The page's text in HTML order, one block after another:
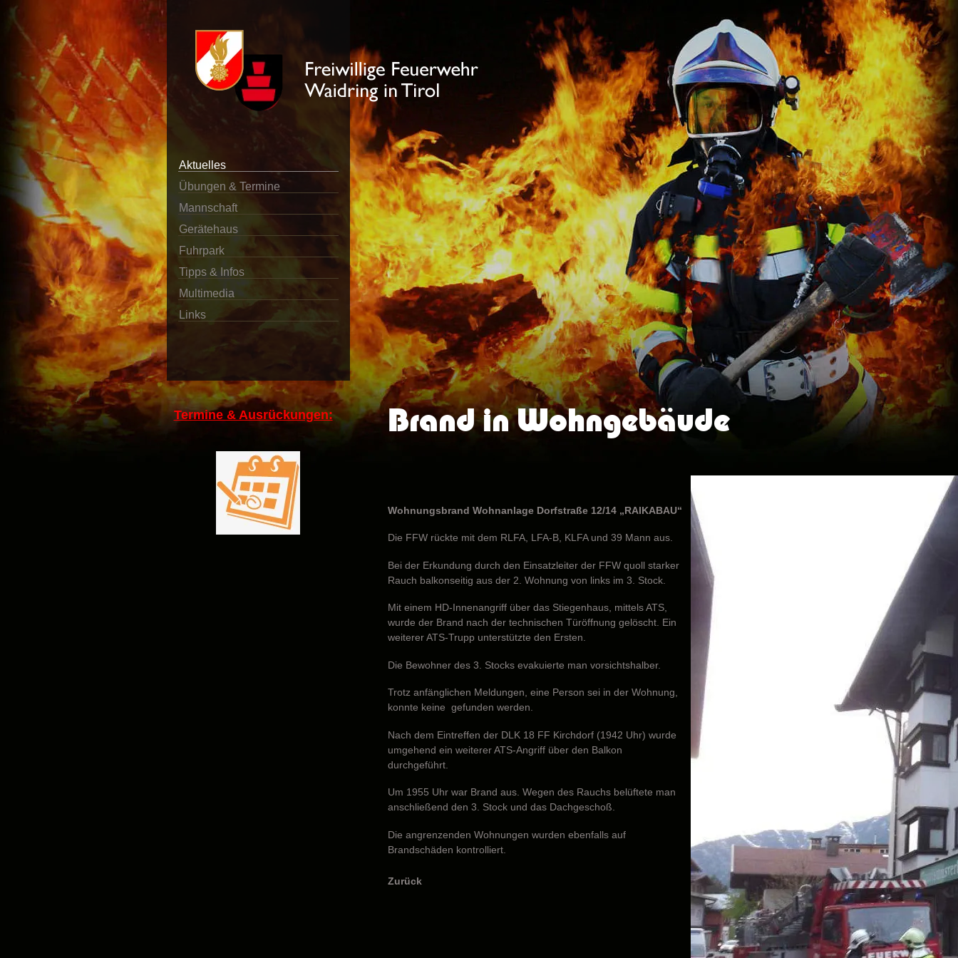
Aktuelles
Übungen & Termine
Mannschaft
Gerätehaus
Fuhrpark
Tipps & Infos
Multimedia
Links
Termine & Ausrückungen: Brand in Wohngebäude
Wohnungsbrand Wohnanlage Dorfstraße 12/14 „RAIKABAU“
Die FFW rückte mit dem RLFA, LFA-B, KLFA und 39 Mann aus.
Bei der Erkundung durch den Einsatzleiter der FFW quoll starker
Rauch balkonseitig aus der 2. Wohnung von links im 3. Stock.
Mit einem HD-Innenangriff über das Stiegenhaus, mittels ATS,
wurde der Brand nach der technischen Türöffnung gelöscht. Ein
weiterer ATS-Trupp unterstützte den Ersten.
Die Bewohner des 3. Stocks evakuierte man vorsichtshalber.
Trotz anfänglichen Meldungen, eine Person sei in der Wohnung,
konnte keine gefunden werden.
Nach dem Eintreffen der DLK 18 FF Kirchdorf (1942 Uhr) wurde
umgehend ein weiterer ATS-Angriff über den Balkon
durchgeführt.
Um 1955 Uhr war Brand aus. Wegen des Rauchs belüftete man
anschließend den 3. Stock und das Dachgeschoß.
Die angrenzenden Wohnungen wurden ebenfalls auf
Brandschäden kontrolliert.
Zurück